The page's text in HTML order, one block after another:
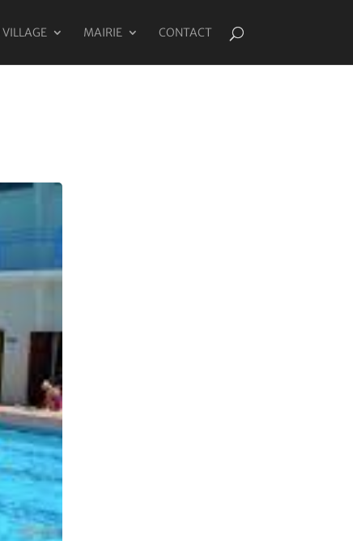
MAIRIE CONTACT